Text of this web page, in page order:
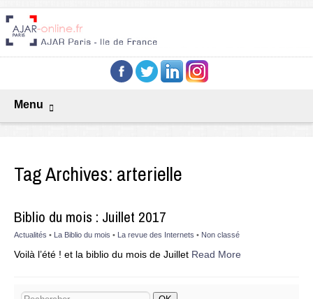
Menu
Tag Archives: arterielle
Biblio du mois : Juillet 2017
Actualités • La Biblio du mois • La revue des Internets • Non classé
Voilà l’été ! et la biblio du mois de Juillet Read More